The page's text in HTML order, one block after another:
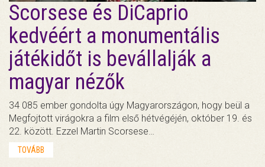
Scorsese és DiCaprio
kedvéért a monumentális
játékidőt is bevállalják a
magyar nézők
34 085 ember gondolta úgy Magyarországon, hogy beül a
Megfojtott virágokra a film első hétvégéjén, október 19. és
22. között. Ezzel Martin Scorsese…
TOVÁBB